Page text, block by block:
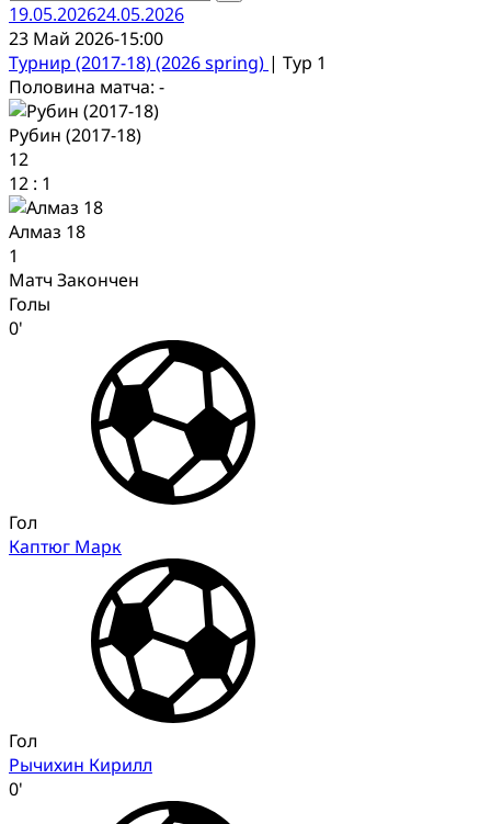
19.05.202624.05.2026
23 Май 2026-15:00
Турнир (2017-18) (2026 spring) | Тур 1
Половина матча: -
Рубин (2017-18)
12
12 : 1
Алмаз 18
1
Матч Закончен
Голы
0'
Гол
Каптюг Марк
Гол
Рычихин Кирилл
0'